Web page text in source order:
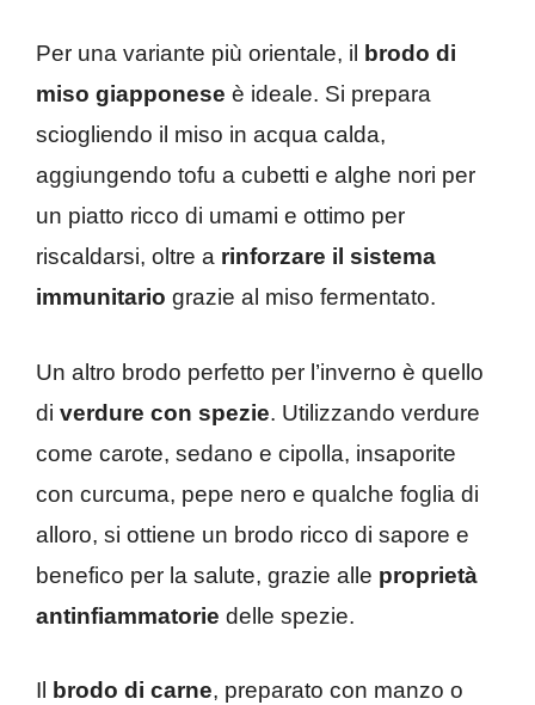
Per una variante più orientale, il
brodo di
miso giapponese è ideale. Si prepara
sciogliendo il miso in acqua calda,
aggiungendo tofu a cubetti e alghe nori per
un piatto ricco di umami e ottimo per
riscaldarsi, oltre a rinforzare il sistema
immunitario grazie al miso fermentato.
Un altro brodo perfetto per l’inverno è quello
di verdure con spezie. Utilizzando verdure
come carote, sedano e cipolla, insaporite
con curcuma, pepe nero e qualche foglia di
alloro, si ottiene un brodo ricco di sapore e
benefico per la salute, grazie alle proprietà
antinfiammatorie delle spezie.
Il brodo di carne, preparato con manzo o